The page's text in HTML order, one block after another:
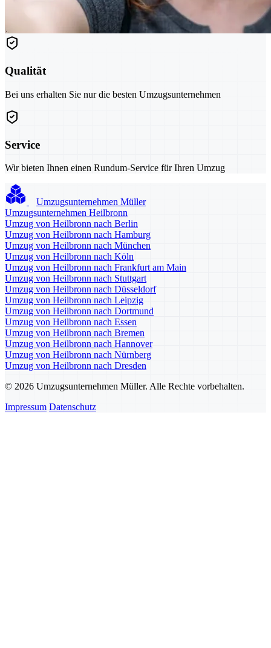
Qualität
Bei uns erhalten Sie nur die besten Umzugsunternehmen
Service
Wir bieten Ihnen einen Rundum-Service für Ihren Umzug
Umzugsunternehmen Müller
Umzugsunternehmen Heilbronn
Umzug von Heilbronn nach Berlin
Umzug von Heilbronn nach Hamburg
Umzug von Heilbronn nach München
Umzug von Heilbronn nach Köln
Umzug von Heilbronn nach Frankfurt am Main
Umzug von Heilbronn nach Stuttgart
Umzug von Heilbronn nach Düsseldorf
Umzug von Heilbronn nach Leipzig
Umzug von Heilbronn nach Dortmund
Umzug von Heilbronn nach Essen
Umzug von Heilbronn nach Bremen
Umzug von Heilbronn nach Hannover
Umzug von Heilbronn nach Nürnberg
Umzug von Heilbronn nach Dresden
© 2026 Umzugsunternehmen Müller. Alle Rechte vorbehalten.
Impressum Datenschutz